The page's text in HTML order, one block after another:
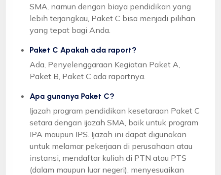
SMA, namun dengan biaya pendidikan yang
lebih terjangkau, Paket C bisa menjadi pilihan
yang tepat bagi Anda.
Paket C Apakah ada raport?
Ada, Penyelenggaraan Kegiatan Paket A,
Paket B, Paket C ada raportnya.
Apa gunanya Paket C?
Ijazah program pendidikan kesetaraan Paket C
setara dengan ijazah SMA, baik untuk program
IPA maupun IPS. Ijazah ini dapat digunakan
untuk melamar pekerjaan di perusahaan atau
instansi, mendaftar kuliah di PTN atau PTS
(dalam maupun luar negeri), menyesuaikan